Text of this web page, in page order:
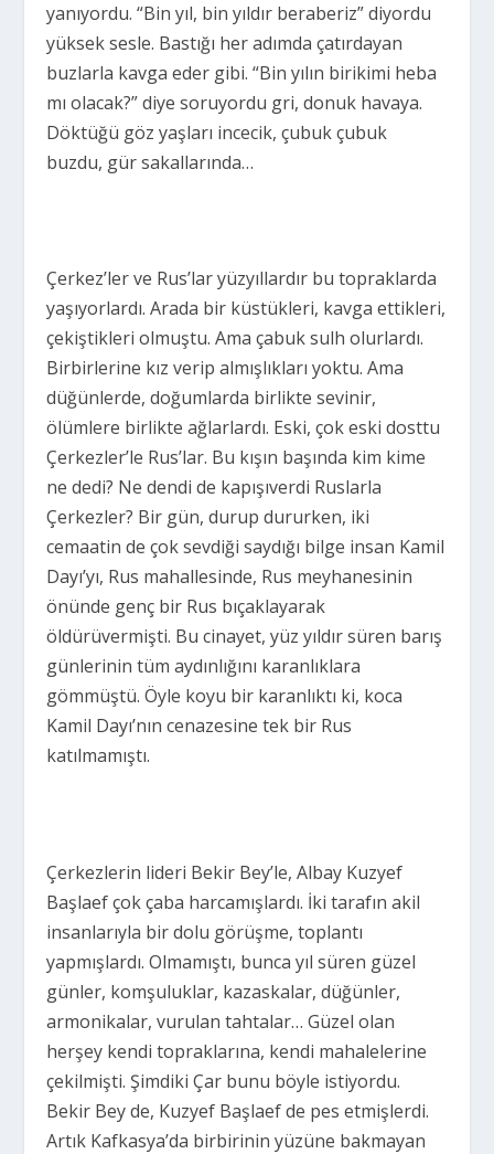
yanıyordu. “Bin yıl, bin yıldır beraberiz” diyordu
yüksek sesle. Bastığı her adımda çatırdayan
buzlarla kavga eder gibi. “Bin yılın birikimi heba
mı olacak?” diye soruyordu gri, donuk havaya.
Döktüğü göz yaşları incecik, çubuk çubuk
buzdu, gür sakallarında…
Çerkez’ler ve Rus’lar yüzyıllardır bu topraklarda
yaşıyorlardı. Arada bir küstükleri, kavga ettikleri,
çekiştikleri olmuştu. Ama çabuk sulh olurlardı.
Birbirlerine kız verip almışlıkları yoktu. Ama
düğünlerde, doğumlarda birlikte sevinir,
ölümlere birlikte ağlarlardı. Eski, çok eski dosttu
Çerkezler’le Rus’lar. Bu kışın başında kim kime
ne dedi? Ne dendi de kapışıverdi Ruslarla
Çerkezler? Bir gün, durup dururken, iki
cemaatin de çok sevdiği saydığı bilge insan Kamil
Dayı’yı, Rus mahallesinde, Rus meyhanesinin
önünde genç bir Rus bıçaklayarak
öldürüvermişti. Bu cinayet, yüz yıldır süren barış
günlerinin tüm aydınlığını karanlıklara
gömmüştü. Öyle koyu bir karanlıktı ki, koca
Kamil Dayı’nın cenazesine tek bir Rus
katılmamıştı.
Çerkezlerin lideri Bekir Bey’le, Albay Kuzyef
Başlaef çok çaba harcamışlardı. İki tarafın akil
insanlarıyla bir dolu görüşme, toplantı
yapmışlardı. Olmamıştı, bunca yıl süren güzel
günler, komşuluklar, kazaskalar, düğünler,
armonikalar, vurulan tahtalar… Güzel olan
herşey kendi topraklarına, kendi mahalelerine
çekilmişti. Şimdiki Çar bunu böyle istiyordu.
Bekir Bey de, Kuzyef Başlaef de pes etmişlerdi.
Artık Kafkasya’da birbirinin yüzüne bakmayan